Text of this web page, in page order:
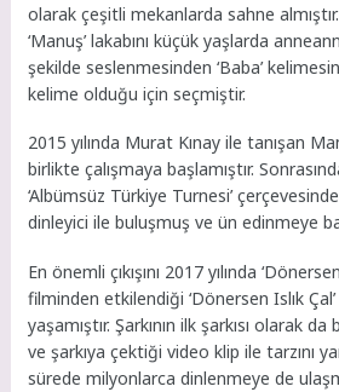
olarak çeşitli mekanlarda sahne
‘Manuş’ lakabını küçük yaşlarda
şekilde seslenmesinden ‘Baba’
kelime olduğu için seçmiştir.
2015 yılında Murat Kınay ile tanışan
birlikte çalışmaya başlamıştır.
‘Albümsüz Türkiye Turnesi’
dinleyici ile buluşmuş ve ün edinmeye
En önemli çıkışını 2017 yılında
filminden etkilendiği ‘Dönersen Islık
yaşamıştır. Şarkının ilk şarkısı olarak
ve şarkıya çektiği video klip ile tarzını
sürede milyonlarca dinlenmeye de